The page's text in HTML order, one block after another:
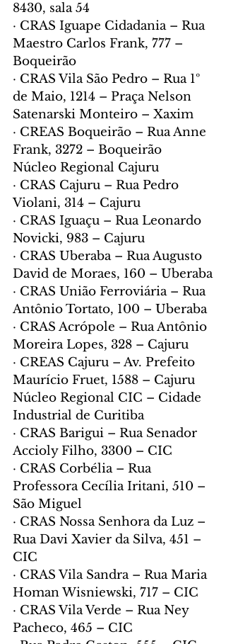
8430, sala 54
· CRAS Iguape Cidadania – Rua
Maestro Carlos Frank, 777 –
Boqueirão
· CRAS Vila São Pedro – Rua 1º
de Maio, 1214 – Praça Nelson
Satenarski Monteiro – Xaxim
· CREAS Boqueirão – Rua Anne
Frank, 3272 – Boqueirão
Núcleo Regional Cajuru
· CRAS Cajuru – Rua Pedro
Violani, 314 – Cajuru
· CRAS Iguaçu – Rua Leonardo
Novicki, 983 – Cajuru
· CRAS Uberaba – Rua Augusto
David de Moraes, 160 – Uberaba
· CRAS União Ferroviária – Rua
Antônio Tortato, 100 – Uberaba
· CRAS Acrópole – Rua Antônio
Moreira Lopes, 328 – Cajuru
· CREAS Cajuru – Av. Prefeito
Maurício Fruet, 1588 – Cajuru
Núcleo Regional CIC – Cidade
Industrial de Curitiba
· CRAS Barigui – Rua Senador
Accioly Filho, 3300 – CIC
· CRAS Corbélia – Rua
Professora Cecília Iritani, 510 –
São Miguel
· CRAS Nossa Senhora da Luz –
Rua Davi Xavier da Silva, 451 –
CIC
· CRAS Vila Sandra – Rua Maria
Homan Wisniewski, 717 – CIC
· CRAS Vila Verde – Rua Ney
Pacheco, 465 – CIC